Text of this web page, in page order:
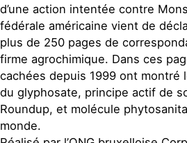
d’une action intentée contre
fédérale américaine vient de
plus de 250 pages de
firme agrochimique. Dans ces
cachées depuis 1999 ont montré
du glyphosate, principe actif de
Roundup, et molécule
monde.